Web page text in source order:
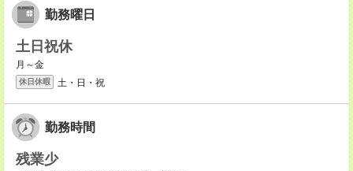
勤務曜日
土日祝休
月～金
休日休暇 土・日・祝
勤務時間
残業少